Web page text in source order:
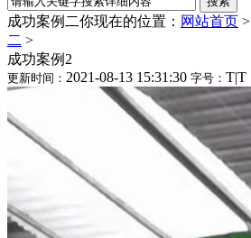
成功案例二你现在的位置： 网站首页 >
二 >
成功案例2
更新时间： 2021-08-13 15:31:30 字号： T|T